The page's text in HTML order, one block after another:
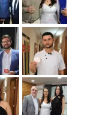
&nbsp;
&nbsp;